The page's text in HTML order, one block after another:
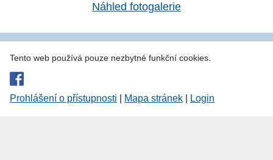
Náhled fotogalerie
Tento web používá pouze nezbytné funkční cookies.
Prohlášení o přístupnosti Mapa stránek Login